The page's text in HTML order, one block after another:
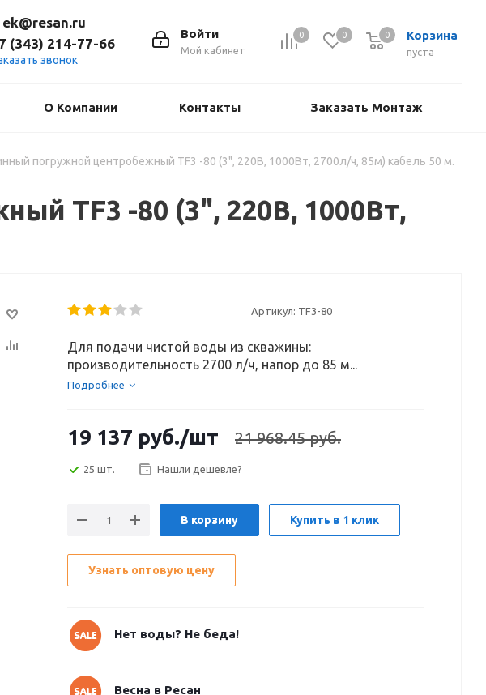
0 0 Корзина
пуста
0
Войти
Мой кабинет
ek@resan.ru
(343) 214-77-66
звонок
О Компании Контакты Заказать Монтаж
погружной центробежный TF3 -80 (3", 220В, 1000Вт, 2700л/ч, 85м) кабель 50 м.
TF3 -80 (3", 220В, 1000Вт,
Артикул: TF3-80
Для подачи чистой воды из скважины:
производительность 2700 л/ч, напор до 85 м...
Подробнее
19 137 руб./шт 21 968.45 руб.
25 шт. Нашли дешевле?
В корзину Купить в 1 клик
Узнать оптовую цену
Нет воды? Не беда!
Весна в Ресан